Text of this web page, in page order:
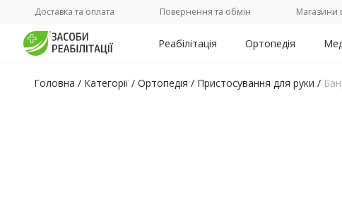
Доставка та оплата Повернення та обмін Магазини
Реабілітація Ортопедія
Головна / Категорії / Ортопедія / Пристосування для руки /